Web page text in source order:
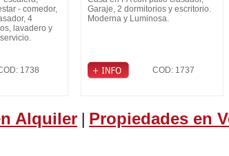
- comedor,
4
lavadero y
1738
Garaje, 2 dormitorios y escritorio.
Moderna y Luminosa.
COD: 1737
Alquiler | Propiedades en